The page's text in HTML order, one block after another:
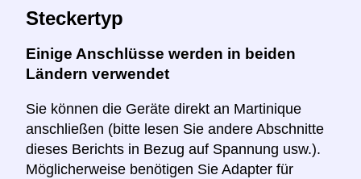
Steckertyp
Einige Anschlüsse werden in beiden
Ländern verwendet
Sie können die Geräte direkt an Martinique
anschließen (bitte lesen Sie andere Abschnitte
dieses Berichts in Bezug auf Spannung usw.).
Möglicherweise benötigen Sie Adapter für